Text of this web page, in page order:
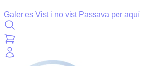
Galeries Vist i no vist Passava per aquí